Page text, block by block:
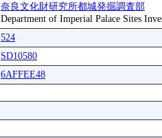
奈良文化財研究所都城発掘調査部
Department of Imperial Palace Sites
524
SD10580
6AFFEE48